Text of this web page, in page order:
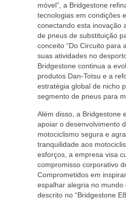
móvel”, a Bridgestone
tecnologias em condições
conectando esta inovação
de pneus de substituição
conceito “Do Circuito para
suas atividades no
Bridgestone continua a
produtos Dan-Totsu e a
estratégia global de nicho
segmento de pneus para
Além disso, a Bridgestone
apoiar o desenvolvimento
motociclismo segura e
tranquilidade aos
esforços, a empresa visa
compromisso corporativo
Comprometidos em
espalhar alegria no mundo
descrito no “Bridgestone